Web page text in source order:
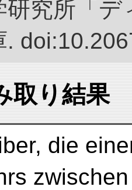
研究所「
.
取り結果
die